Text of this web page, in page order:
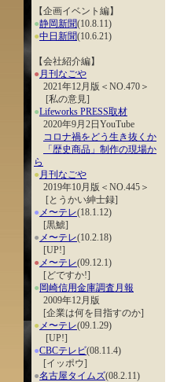
【企画イベント編】
●静岡新聞(10.8.11)
●中日新聞(10.6.21)
【会社紹介編】
● 月刊なごや
2021年12月版＜NO.470＞
[私の意見]
●Lifeworks PRESS取材
2020年9月2日YouTube
コロナ禍をどう生き抜くか
「歴史商品」制作の現場か
ら
● 月刊なごや
2019年10月版＜NO.445＞
[とうかい紳士録]
● メ〜テレ(18.1.12)
[黒鯱]
● メ〜テレ(10.2.18)
[UP!]
● メ〜テレ(09.12.1)
[どですか!]
● 岡崎信用金庫調査月報
2009年12月版
[企業は何を目指すのか]
● メ〜テレ(09.1.29)
[UP!]
●CBCテレビ(08.11.4)
[イッポウ]
●名古屋タイムズ(08.2.11)